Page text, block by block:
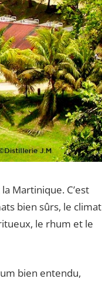
Martinique. C’est
bien sûrs, le climat
le rhum et le
bien entendu,